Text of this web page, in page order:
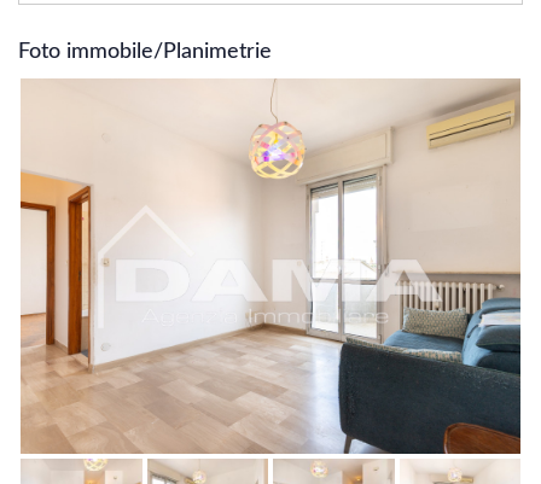
Foto immobile/Planimetrie